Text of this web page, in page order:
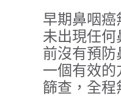
早期鼻咽
未出現任
前沒有預
⼀個有效
篩查，全